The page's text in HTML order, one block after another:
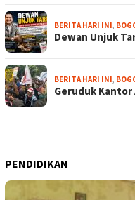
BERITA HARI INI,
Dewan Unjuk
BERITA HARI INI,
Geruduk Kantor
PENDIDIKAN